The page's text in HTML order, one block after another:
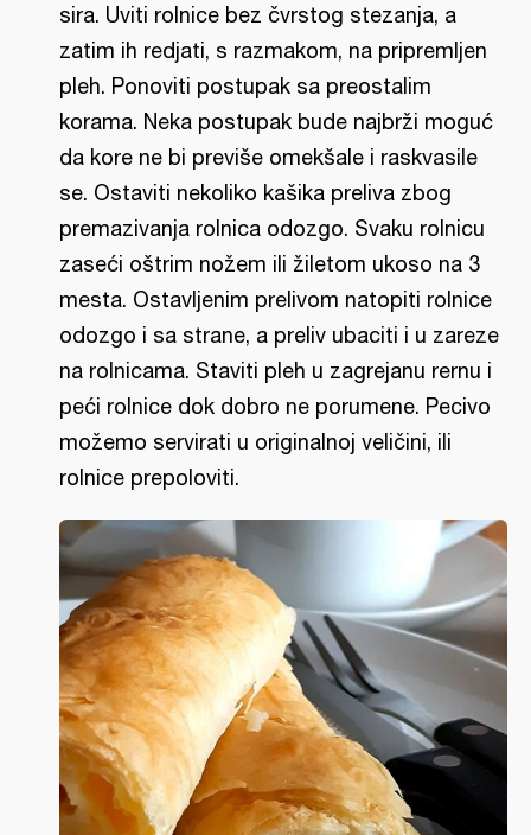
sira. Uviti rolnice bez čvrstog stezanja, a
zatim ih redjati, s razmakom, na pripremljen
pleh. Ponoviti postupak sa preostalim
korama. Neka postupak bude najbrži moguć
da kore ne bi previše omekšale i raskvasile
se. Ostaviti nekoliko kašika preliva zbog
premazivanja rolnica odozgo. Svaku rolnicu
zaseći oštrim nožem ili žiletom ukoso na 3
mesta. Ostavljenim prelivom natopiti rolnice
odozgo i sa strane, a preliv ubaciti i u zareze
na rolnicama. Staviti pleh u zagrejanu rernu i
peći rolnice dok dobro ne porumene. Pecivo
možemo servirati u originalnoj veličini, ili
rolnice prepoloviti.